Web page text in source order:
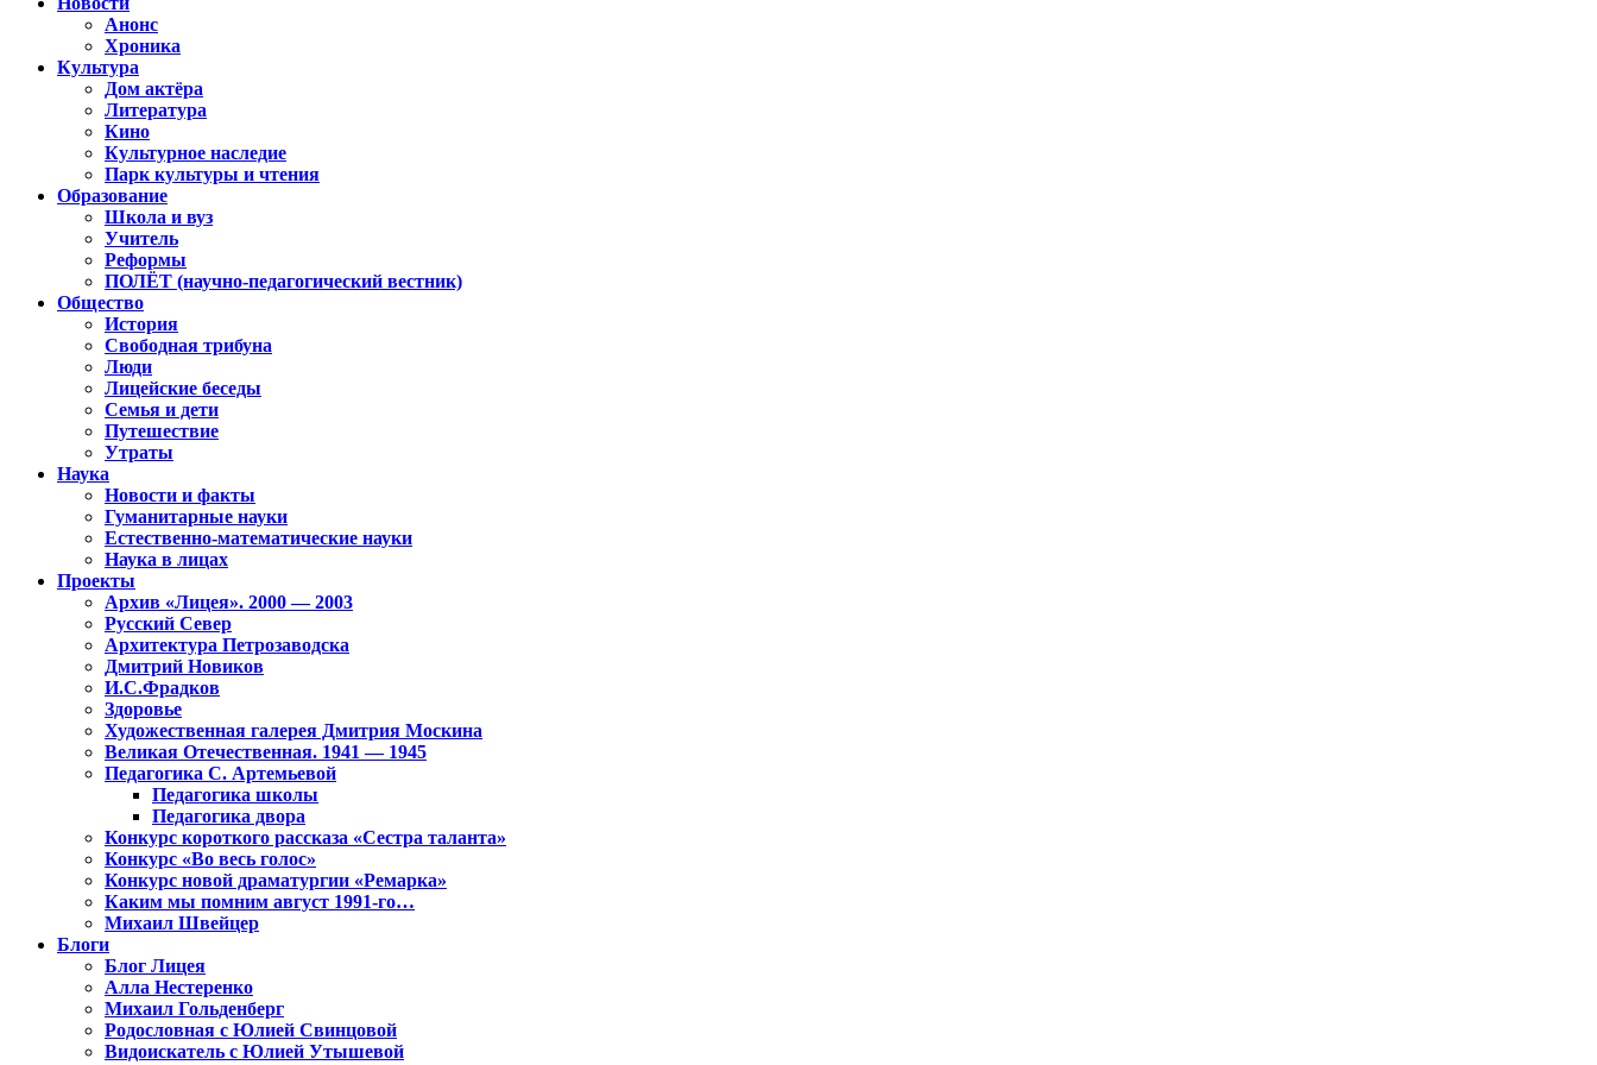
Анонс
Хроника
Культура
Дом актёра
Литература
Кино
Культурное наследие
Парк культуры и чтения
Образование
Школа и вуз
Учитель
Реформы
ПОЛЁТ (научно-педагогический вестник)
Общество
История
Свободная трибуна
Люди
Лицейские беседы
Семья и дети
Путешествие
Утраты
Наука
Новости и факты
Гуманитарные науки
Естественно-математические науки
Наука в лицах
Проекты
Архив «Лицея». 2000 — 2003
Русский Север
Архитектура Петрозаводска
Дмитрий Новиков
И.С.Фрадков
Здоровье
Художественная галерея Дмитрия Москина
Великая Отечественная. 1941 — 1945
Педагогика С. Артемьевой
Педагогика школы
Педагогика двора
Конкурс короткого рассказа «Сестра таланта»
Конкурс «Во весь голос»
Конкурс новой драматургии «Ремарка»
Каким мы помним август 1991-го…
Михаил Швейцер
Блоги
Блог Лицея
Алла Нестеренко
Михаил Гольденберг
Родословная с Юлией Свинцовой
Видоискатель с Юлией Утышевой